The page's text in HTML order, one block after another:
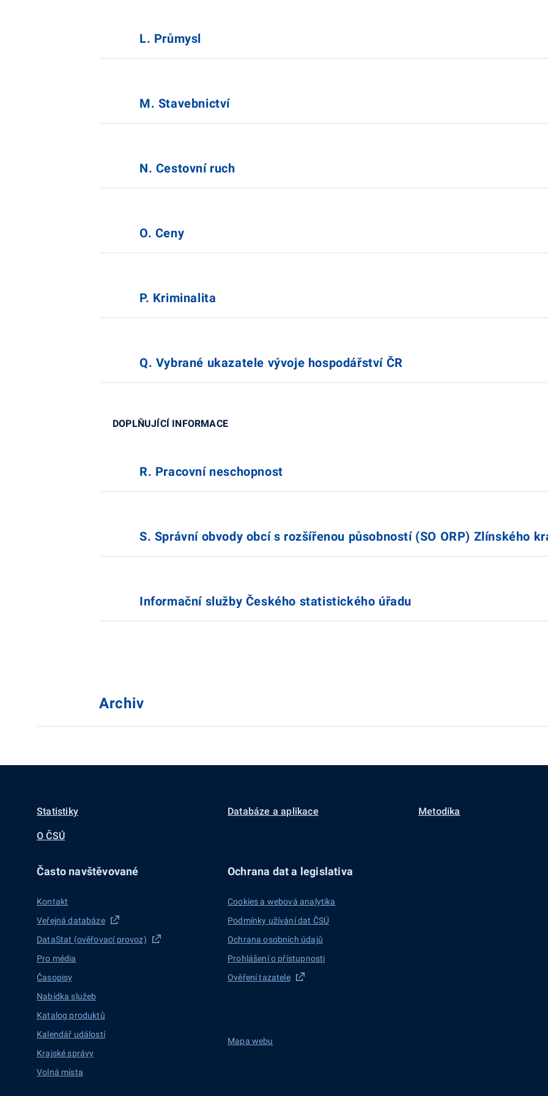
L. Průmysl
M. Stavebnictví
N. Cestovní ruch
O. Ceny
P. Kriminalita
Q. Vybrané ukazatele vývoje hospodářství ČR
DOPLŇUJÍCÍ INFORMACE
R. Pracovní neschopnost
S. Správní obvody obcí s rozšířenou působností (SO ORP) Zlínského
Informační služby Českého statistického úřadu
Archiv
Statistiky Databáze a aplikace Metodika
O ČSÚ
Často navštěvované
Kontakt
Veřejná databáze
DataStat (ověřovací provoz)
Pro média
Časopisy
Nabídka služeb
Katalog produktů
Kalendář událostí
Krajské správy
Volná místa
Ochrana dat a legislativa
Cookies a webová analytika
Podmínky užívání dat ČSÚ
Ochrana osobních údajů
Prohlášení o přístupnosti
Ověření tazatele
Mapa webu